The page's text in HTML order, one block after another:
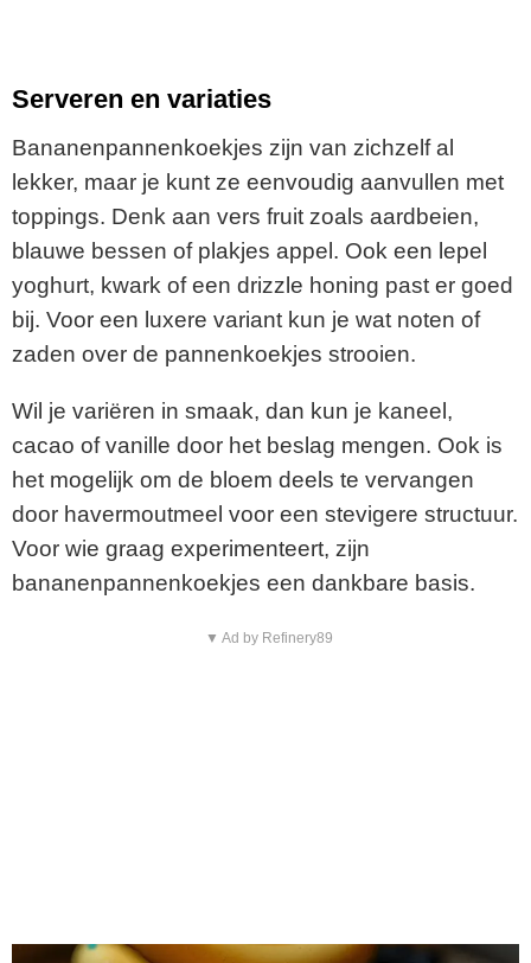
Serveren en variaties
Bananenpannenkoekjes zijn van zichzelf al
lekker, maar je kunt ze eenvoudig aanvullen met
toppings. Denk aan vers fruit zoals aardbeien,
blauwe bessen of plakjes appel. Ook een lepel
yoghurt, kwark of een drizzle honing past er goed
bij. Voor een luxere variant kun je wat noten of
zaden over de pannenkoekjes strooien.
Wil je variëren in smaak, dan kun je kaneel,
cacao of vanille door het beslag mengen. Ook is
het mogelijk om de bloem deels te vervangen
door havermoutmeel voor een stevigere structuur.
Voor wie graag experimenteert, zijn
bananenpannenkoekjes een dankbare basis.
▼ Ad by Refinery89